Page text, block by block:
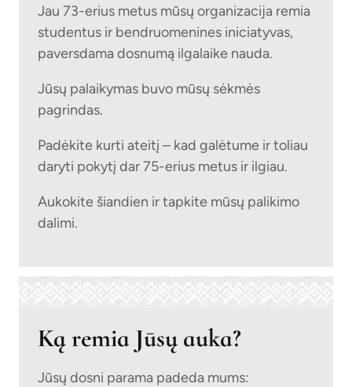
Jau 73-erius metus mūsų organizacija remia
studentus ir bendruomenines iniciatyvas,
paversdama dosnumą ilgalaike nauda.
Jūsų palaikymas buvo mūsų sėkmės
pagrindas.
Padėkite kurti ateitį – kad galėtume ir toliau
daryti pokytį dar 75-erius metus ir ilgiau.
Aukokite šiandien ir tapkite mūsų palikimo
dalimi.
Ką remia Jūsų auka?
Jūsų dosni parama padeda mums: